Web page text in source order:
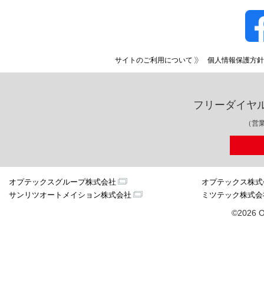
サイトのご利用について 個人情報保護方針
フリーダイヤ
（営
オプテックスグループ株式会社
オプテックス株
サンリツオートメイション株式会社
ミツテック株式
©2026